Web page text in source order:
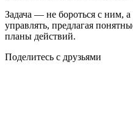
Задача — не бороться с ним,
управлять, предлагая
планы действий.
Поделитесь с друзьями